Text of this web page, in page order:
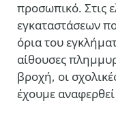
προσωπικό. Στις
εγκαταστάσεων
όρια του
αίθουσες
βροχή, οι
έχουμε